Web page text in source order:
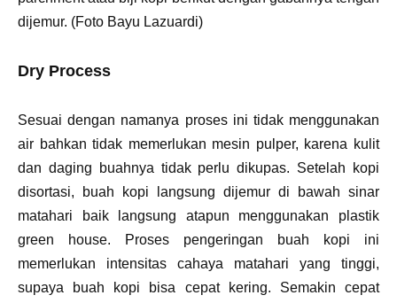
dijemur. (Foto Bayu Lazuardi)
Dry Process
Sesuai dengan namanya proses ini tidak menggunakan
air bahkan tidak memerlukan mesin pulper, karena kulit
dan daging buahnya tidak perlu dikupas. Setelah kopi
disortasi, buah kopi langsung dijemur di bawah sinar
matahari baik langsung atapun menggunakan plastik
green house. Proses pengeringan buah kopi ini
memerlukan intensitas cahaya matahari yang tinggi,
supaya buah kopi bisa cepat kering. Semakin cepat